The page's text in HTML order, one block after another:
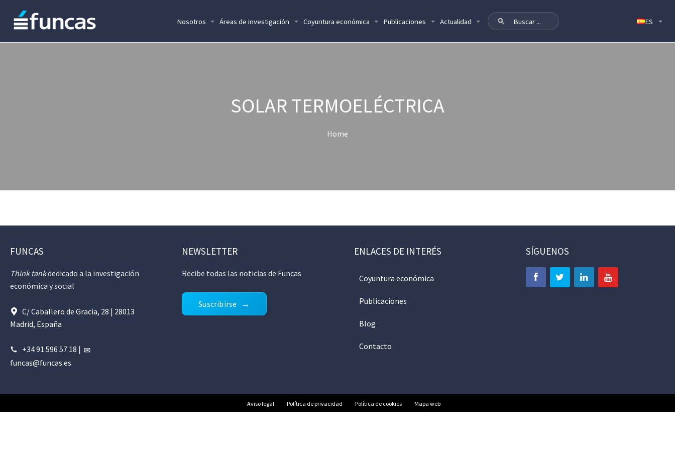
Nosotros Áreas de investigación Coyuntura económica Publicaciones Actualidad
SOLAR TERMOELÉCTRICA
Home
FUNCAS
Think tankdedicado a la investigación
económica y social
C/ Caballero de Gracia, 28 | 28013
Madrid, España
+34 91 596 57 18 |
funcas@funcas.es
NEWSLETTER
Recibe todas las noticias de Funcas
Suscribirse
ENLACES DE INTERÉS
Coyuntura económica
Publicaciones
Blog
Contacto
SÍGUENOS
Aviso legal Política de privacidad Política de cookies Mapa web